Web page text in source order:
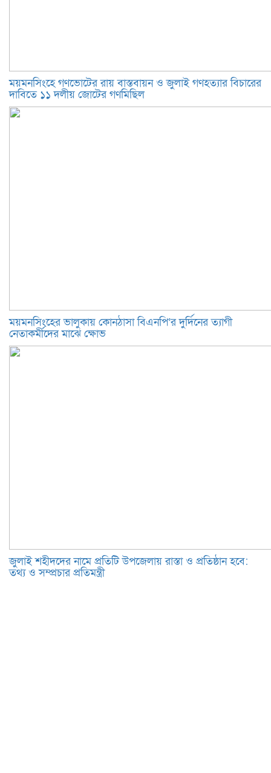
ময়মনসিংহে গণভোটের রায় বাস্তবায়ন ও জুলাই গণহত্যার বিচারের
দাবিতে ১১ দলীয় জোটের গণমিছিল
ময়মনসিংহের ভালুকায় কোনঠাসা বিএনপি‘র দুর্দিনের ত্যাগী
নেতাকর্মীদের মাঝে ক্ষোভ
জুলাই শহীদদের নামে প্রতিটি উপজেলায় রাস্তা ও প্রতিষ্ঠান হবে:
তথ্য ও সম্প্রচার প্রতিমন্ত্রী